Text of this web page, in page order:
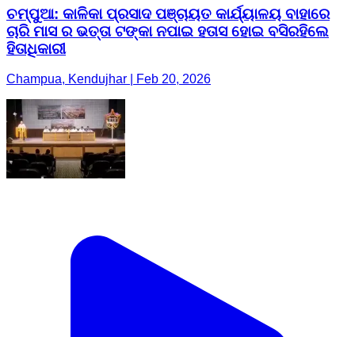
ଚମ୍ପୁଆ: କାଳିକା ପ୍ରସାଦ ପଞ୍ଚାୟତ କାର୍ଯ୍ୟାଳୟ ବାହାରେ
ଚାରି ମାସ ର ଭତ୍ତା ଟଙ୍କା ନପାଇ ହତାସ ‌ହୋଇ ବସିରହିଲେ
ହିତାଧିକାରୀ
Champua, Kendujhar | Feb 20, 2026